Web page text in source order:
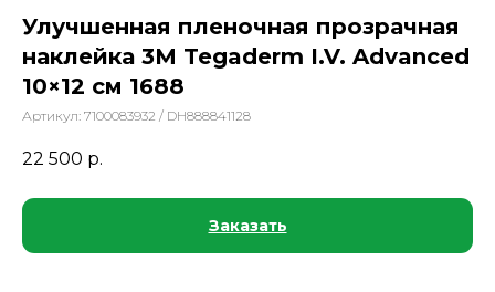
Улучшенная пленочная прозрачная
наклейка 3М Tegaderm I.V. Advanced
10×12 см 1688
Артикул: 7100083932 / DH888841128
22 500 р.
Заказать